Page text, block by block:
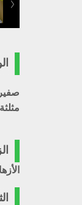
صفيرا
مثلثة (0.5 – 0.3 سم). انتشاره محدود في المناطق الصلبة والصخرية،